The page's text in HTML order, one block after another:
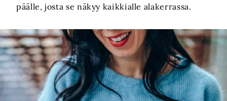
päälle, josta se näkyy kaikkialle alakerrassa.